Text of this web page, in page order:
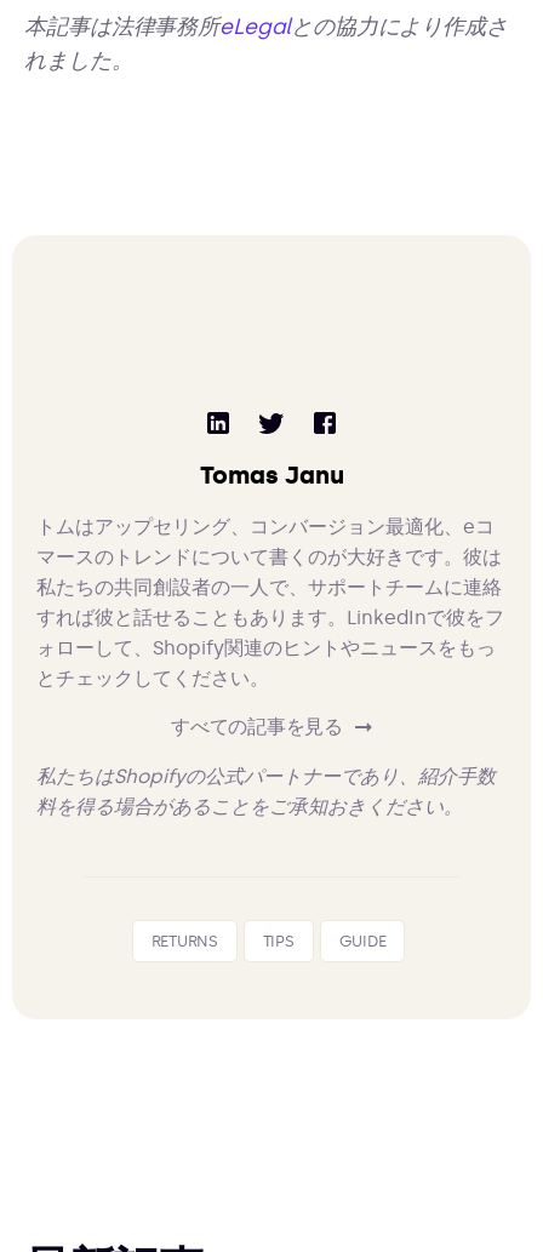
本記事は法律事務所eLegalとの協力により作成さ
れました。
Tomas Janu
トムはアップセリング、コンバージョン最適化、eコ
マースのトレンドについて書くのが大好きです。彼は
私たちの共同創設者の一人で、サポートチームに連絡
すれば彼と話せることもあります。LinkedInで彼をフ
ォローして、Shopify関連のヒントやニュースをもっ
とチェックしてください。
すべての記事を見る
私たちはShopifyの公式パートナーであり、紹介手数
料を得る場合があることをご承知おきください。
RETURNS TIPS GUIDE